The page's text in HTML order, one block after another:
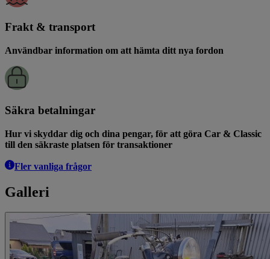
Frakt & transport
Användbar information om att hämta ditt nya fordon
Säkra betalningar
Hur vi skyddar dig och dina pengar, för att göra Car & Classic
till den säkraste platsen för transaktioner
Fler vanliga frågor
Galleri